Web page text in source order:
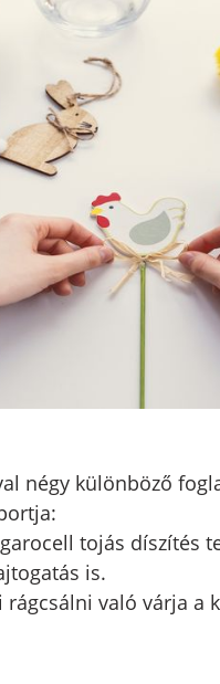
négy különböző
tojás díszítés
is.
való várja a